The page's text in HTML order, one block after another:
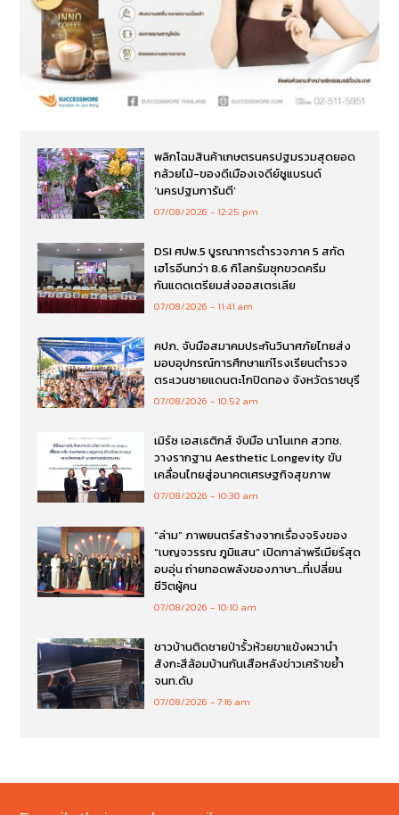
พลิกโฉมสินค้าเกษตรนครปฐมรวมสุดยอด
กล้วยไม้-ของดีเมืองเจดีย์ชูแบรนด์
‘นครปฐมการันตี’
07/08/2026 12:25 pm
DSI ศปพ.5 บูรณาการตำรวจภาค 5 สกัด
เฮโรอีนกว่า 8.6 กิโลกรัมซุกขวดครีม
กันแดดเตรียมส่งออสเตรเลีย
07/08/2026 11:41 am
คปภ. จับมือสมาคมประกันวินาศภัยไทยส่ง
มอบอุปกรณ์การศึกษาแก่โรงเรียนตำรวจ
ตระเวนชายแดนตะโกปิดทอง จังหวัดราชบุรี
07/08/2026 10:52 am
เมิร์ซ เอสเธติกส์ จับมือ นาโนเทค สวทช.
วางรากฐาน Aesthetic Longevity ขับ
เคลื่อนไทยสู่อนาคตเศรษฐกิจสุขภาพ
07/08/2026 10:30 am
“ล่าม” ภาพยนตร์สร้างจากเรื่องจริงของ
“เบญจวรรณ ภูมิแสน” เปิดกาล่าพรีเมียร์สุด
อบอุ่น ถ่ายทอดพลังของภาษา…ที่เปลี่ยน
ชีวิตผู้คน
07/08/2026 10:10 am
ชาวบ้านติดชายป่ารั้วห้วยขาแข้งผวานำ
สังกะสีล้อมบ้านกันเสือหลังข่าวเศร้าขย้ำ
จนท.ดับ
07/08/2026 7:16 am